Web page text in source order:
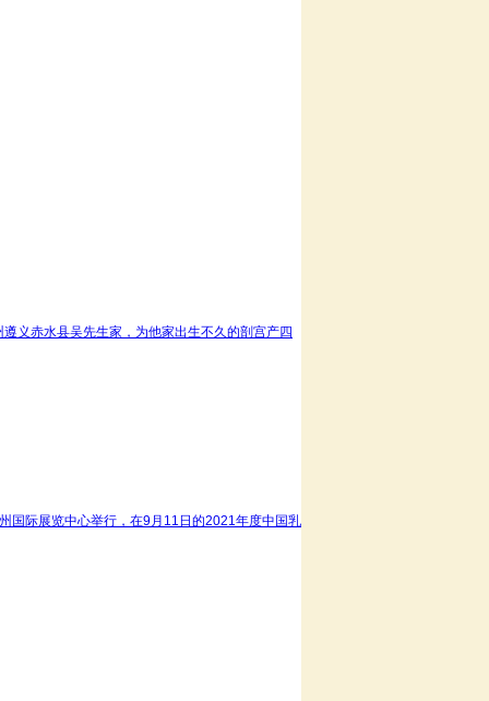
义赤水县吴先生家，为他家出生不久的剖宫产四
国际展览中心举行，在9月11日的2021年度中国乳